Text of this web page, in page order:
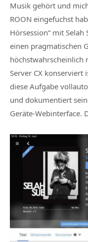
Musik gehört und
ROON eingefuchst
Hörsession“ mit Selah
einen pragmatischen
höchstwahrscheinlich
Server CX konserviert
diese Aufgabe
und dokumentiert
Geräte-Webinterface.